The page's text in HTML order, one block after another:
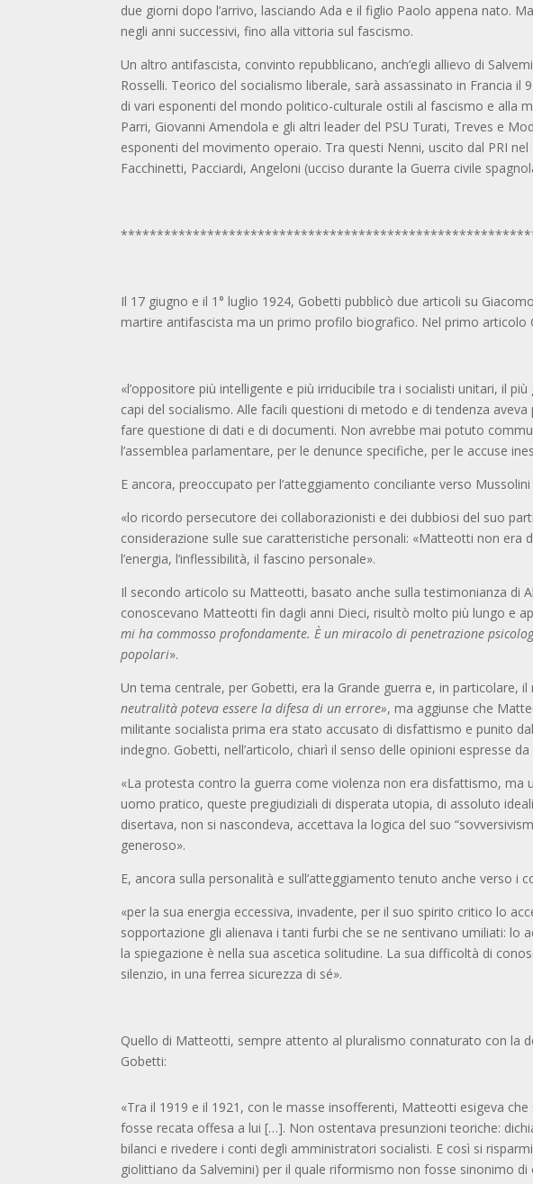
due giorni dopo l’arrivo, lasciando Ada e il figlio Paolo appena nato.
negli anni successivi, fino alla vittoria sul fascismo.
Un altro antifascista, convinto repubblicano, anch’egli allievo di
Rosselli. Teorico del socialismo liberale, sarà assassinato in Francia
di vari esponenti del mondo politico-culturale ostili al fascismo e alla
Parri, Giovanni Amendola e gli altri leader del PSU Turati, Treves e
esponenti del movimento operaio. Tra questi Nenni, uscito dal PRI
Facchinetti, Pacciardi, Angeloni (ucciso durante la Guerra civile
Il 17 giugno e il 1° luglio 1924, Gobetti pubblicò due articoli su
martire antifascista ma un primo profilo biografico. Nel primo articolo
«l’oppositore più intelligente e più irriducibile tra i socialisti unitari, il
capi del socialismo. Alle facili questioni di metodo e di tendenza
fare questione di dati e di documenti. Non avrebbe mai potuto
l’assemblea parlamentare, per le denunce specifiche, per le accuse
E ancora, preoccupato per l’atteggiamento conciliante verso
«lo ricordo persecutore dei collaborazionisti e dei dubbiosi del suo
considerazione sulle sue caratteristiche personali: «Matteotti non
l’energia, l’inflessibilità, il fascino personale».
Il secondo articolo su Matteotti, basato anche sulla testimonianza di
conoscevano Matteotti fin dagli anni Dieci, risultò molto più lungo e
mi ha commosso profondamente. È un miracolo di penetrazione
popolari».
Un tema centrale, per Gobetti, era la Grande guerra e, in
neutralità poteva essere la difesa di un errore», ma aggiunse che
militante socialista prima era stato accusato di disfattismo e punito
indegno. Gobetti, nell’articolo, chiarì il senso delle opinioni espresse
«La protesta contro la guerra come violenza non era disfattismo,
uomo pratico, queste pregiudiziali di disperata utopia, di assoluto
disertava, non si nascondeva, accettava la logica del suo
generoso».
E, ancora sulla personalità e sull’atteggiamento tenuto anche verso i
«per la sua energia eccessiva, invadente, per il suo spirito critico lo
sopportazione gli alienava i tanti furbi che se ne sentivano umiliati: lo
la spiegazione è nella sua ascetica solitudine. La sua difficoltà di
silenzio, in una ferrea sicurezza di sé».
Quello di Matteotti, sempre attento al pluralismo connaturato con la
Gobetti:
«Tra il 1919 e il 1921, con le masse insofferenti, Matteotti esigeva
fosse recata offesa a lui […]. Non ostentava presunzioni teoriche:
bilanci e rivedere i conti degli amministratori socialisti. E così si
giolittiano da Salvemini) per il quale riformismo non fosse sinonimo